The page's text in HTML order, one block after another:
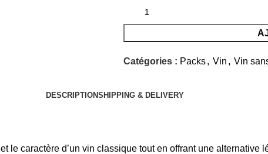
était :
est :
Catégories : Packs, Vin , Vin
DESCRIPTIONSHIPPING & DELIVERY
le caractère d’un vin classique tout en offrant une alternative